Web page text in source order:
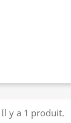
Il y a 1 produit.